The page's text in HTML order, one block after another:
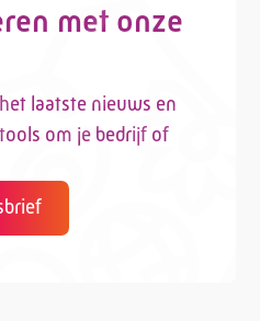
met onze
laatste nieuws en
om je bedrijf of